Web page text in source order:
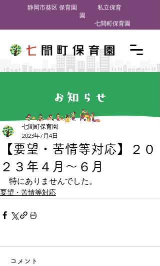
私立保育
園
七間町保育園
​静岡市葵区 保育園
お知らせ
【要望・苦情等対応】２０
２３年４月～６月
七間町保育園
2023年7月4日
特にありませんでした。
要望・苦情等対応
コメント